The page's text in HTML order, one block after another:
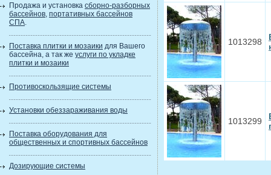
Продажа и установка сборно-разборных
бассейнов, портативных бассейнов
СПА.
Поставка плитки и мозаики для Вашего
бассейна, а так же услуги по укладке
плитки и мозаики
Противоскользящие системы
Установки обеззараживания воды
Поставка оборудования для
общественных и спортивных бассейнов
Дозирующие системы
1013298
1013299